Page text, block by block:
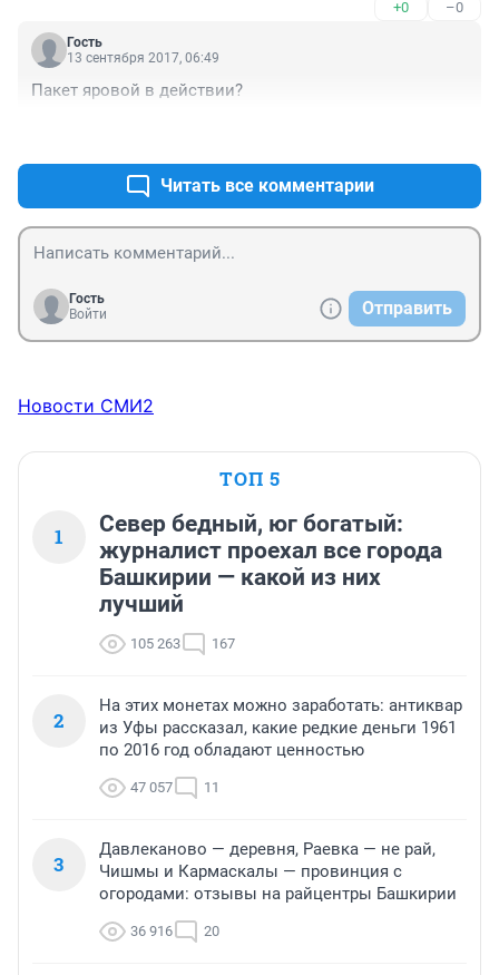
+0 –0
Гость
13 сентября 2017, 06:49
Пакет яровой в действии?
Читать все комментарии
Гость
Войти
Отправить
Новости СМИ2
ТОП 5
1
Север бедный, юг богатый:
журналист проехал все города
Башкирии — какой из них
лучший
105 263 167
2
На этих монетах можно заработать: антиквар
из Уфы рассказал, какие редкие деньги 1961
по 2016 год обладают ценностью
47 057 11
3
Давлеканово — деревня, Раевка — не рай,
Чишмы и Кармаскалы — провинция с
огородами: отзывы на райцентры Башкирии
36 916 20